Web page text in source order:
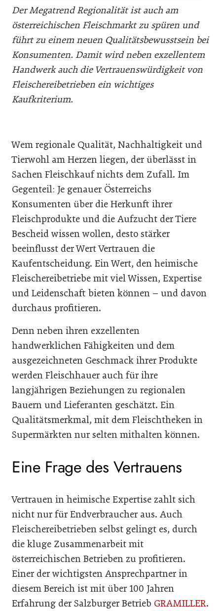
Der Megatrend Regionalität ist auch am
österreichischen Fleischmarkt zu spüren und
führt zu einem neuen Qualitätsbewusstsein bei
Konsumenten. Damit wird neben exzellentem
Handwerk auch die Vertrauenswürdigkeit von
Fleischereibetrieben ein wichtiges
Kaufkriterium.
Wem regionale Qualität, Nachhaltigkeit und
Tierwohl am Herzen liegen, der überlässt in
Sachen Fleischkauf nichts dem Zufall. Im
Gegenteil: Je genauer Österreichs
Konsumenten über die Herkunft ihrer
Fleischprodukte und die Aufzucht der Tiere
Bescheid wissen wollen, desto stärker
beeinflusst der Wert Vertrauen die
Kaufentscheidung. Ein Wert, den heimische
Fleischereibetriebe mit viel Wissen, Expertise
und Leidenschaft bieten können – und davon
durchaus profitieren.
Denn neben ihren exzellenten
handwerklichen Fähigkeiten und dem
ausgezeichneten Geschmack ihrer Produkte
werden Fleischhauer auch für ihre
langjährigen Beziehungen zu regionalen
Bauern und Lieferanten geschätzt. Ein
Qualitätsmerkmal, mit dem Fleischtheken in
Supermärkten nur selten mithalten können.
Eine Frage des Vertrauens
Vertrauen in heimische Expertise zahlt sich
nicht nur für Endverbraucher aus. Auch
Fleischereibetrieben selbst gelingt es, durch
die kluge Zusammenarbeit mit
österreichischen Betrieben zu profitieren.
Einer der wichtigsten Ansprechpartner in
diesem Bereich ist mit über 100 Jahren
Erfahrung der Salzburger Betrieb GRAMILLER.